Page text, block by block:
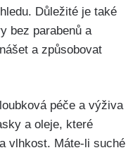
Důležité je také‍
bez parabenů a
a způsobovat
péče a výživa
a oleje, které
vlhkost. Máte-li suché